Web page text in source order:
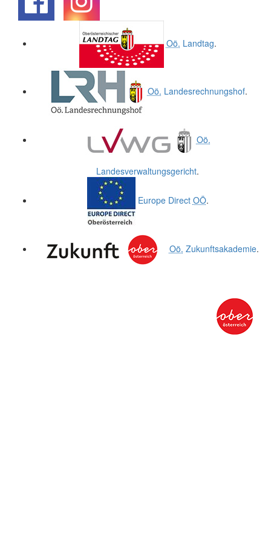
Oö. Landtag.
Oö. Landesrechnungshof.
Oö.
Landesverwaltungsgericht.
Europe Direct OÖ.
Oö. Zukunftsakademie.